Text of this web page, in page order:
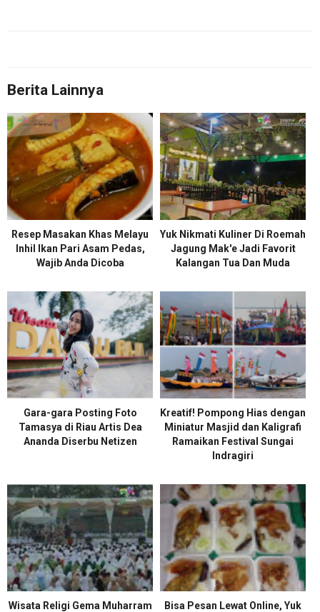
Berita Lainnya
Resep Masakan Khas Melayu
Inhil Ikan Pari Asam Pedas,
Wajib Anda Dicoba
Yuk Nikmati Kuliner Di Roemah
Jagung Mak'e Jadi Favorit
Kalangan Tua Dan Muda
Gara-gara Posting Foto
Tamasya di Riau Artis Dea
Ananda Diserbu Netizen
Kreatif! Pompong Hias dengan
Miniatur Masjid dan Kaligrafi
Ramaikan Festival Sungai
Indragiri
Wisata Religi Gema Muharram
Bisa Pesan Lewat Online, Yuk